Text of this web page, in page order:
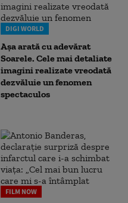
DIGI WORLD
Așa arată cu adevărat
Soarele. Cele mai detaliate
imagini realizate vreodată
dezvăluie un fenomen
spectaculos
FILM NOW